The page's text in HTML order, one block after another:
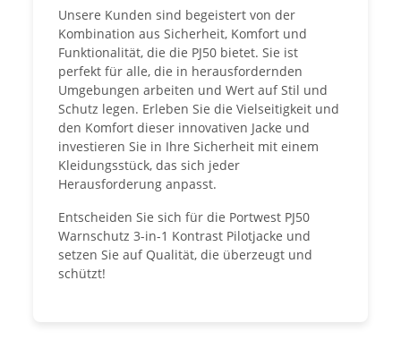
Unsere Kunden sind begeistert von der
Kombination aus Sicherheit, Komfort und
Funktionalität, die die PJ50 bietet. Sie ist
perfekt für alle, die in herausfordernden
Umgebungen arbeiten und Wert auf Stil und
Schutz legen. Erleben Sie die Vielseitigkeit und
den Komfort dieser innovativen Jacke und
investieren Sie in Ihre Sicherheit mit einem
Kleidungsstück, das sich jeder
Herausforderung anpasst.
Entscheiden Sie sich für die Portwest PJ50
Warnschutz 3-in-1 Kontrast Pilotjacke und
setzen Sie auf Qualität, die überzeugt und
schützt!